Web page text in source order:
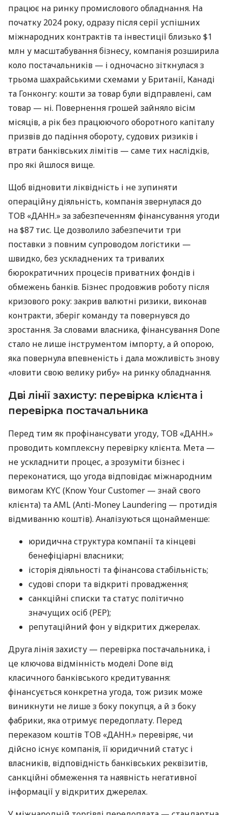
працює на ринку промислового обладнання. На
початку 2024 року, одразу після серії успішних
міжнародних контрактів та інвестиції близько $1
млн у масштабування бізнесу, компанія розширила
коло постачальників — і одночасно зіткнулася з
трьома шахрайськими схемами у Британії, Канаді
та Гонконгу: кошти за товар були відправлені, сам
товар — ні. Повернення грошей зайняло вісім
місяців, а рік без працюючого оборотного капіталу
призвів до падіння обороту, судових ризиків і
втрати банківських лімітів — саме тих наслідків,
про які йшлося вище.
Щоб відновити ліквідність і не зупиняти
операційну діяльність, компанія звернулася до
ТОВ «ДАНН.» за забезпеченням фінансування угоди
на $87 тис. Це дозволило забезпечити три
поставки з повним супроводом логістики —
швидко, без ускладнених та тривалих
бюрократичних процесів приватних фондів і
обмежень банків. Бізнес продовжив роботу після
кризового року: закрив валютні ризики, виконав
контракти, зберіг команду та повернувся до
зростання. За словами власника, фінансування Done
стало не лише інструментом імпорту, а й опорою,
яка повернула впевненість і дала можливість знову
«ловити свою велику рибу» на ринку обладнання.
Дві лінії захисту: перевірка клієнта і
перевірка постачальника
Перед тим як профінансувати угоду, ТОВ «ДАНН.»
проводить комплексну перевірку клієнта. Мета —
не ускладнити процес, а зрозуміти бізнес і
переконатися, що угода відповідає міжнародним
вимогам KYC (Know Your Customer — знай свого
клієнта) та AML (Anti-Money Laundering — протидія
відмиванню коштів). Аналізуються щонайменше:
юридична структура компанії та кінцеві
бенефіціарні власники;
історія діяльності та фінансова стабільність;
судові спори та відкриті провадження;
санкційні списки та статус політично
значущих осіб (PEP);
репутаційний фон у відкритих джерелах.
Друга лінія захисту — перевірка постачальника, і
це ключова відмінність моделі Done від
класичного банківського кредитування:
фінансується конкретна угода, тож ризик може
виникнути не лише з боку покупця, а й з боку
фабрики, яка отримує передоплату. Перед
переказом коштів ТОВ «ДАНН.» перевіряє, чи
дійсно існує компанія, її юридичний статус і
власників, відповідність банківських реквізитів,
санкційні обмеження та наявність негативної
інформації у відкритих джерелах.